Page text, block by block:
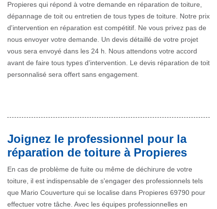
Propieres qui répond à votre demande en réparation de toiture,
dépannage de toit ou entretien de tous types de toiture. Notre prix
d'intervention en réparation est compétitif. Ne vous privez pas de
nous envoyer votre demande. Un devis détaillé de votre projet
vous sera envoyé dans les 24 h. Nous attendons votre accord
avant de faire tous types d'intervention. Le devis réparation de toit
personnalisé sera offert sans engagement.
Joignez le professionnel pour la
réparation de toiture à Propieres
En cas de problème de fuite ou même de déchirure de votre
toiture, il est indispensable de s'engager des professionnels tels
que Mario Couverture qui se localise dans Propieres 69790 pour
effectuer votre tâche. Avec les équipes professionnelles en